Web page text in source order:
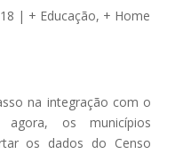
| + Educação, + Home
na integração com o
os municípios
os dados do Censo